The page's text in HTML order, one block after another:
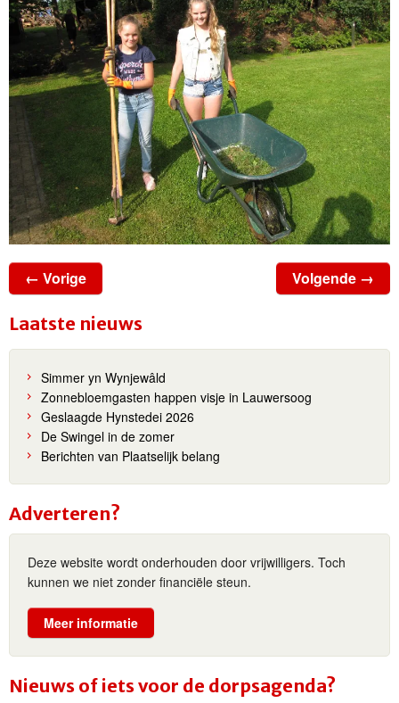
← Vorige Volgende →
Laatste nieuws
Simmer yn Wynjewâld
Zonnebloemgasten happen visje in Lauwersoog
Geslaagde Hynstedei 2026
De Swingel in de zomer
Berichten van Plaatselijk belang
Adverteren?
Deze website wordt onderhouden door vrijwilligers. Toch
kunnen we niet zonder financiële steun.
Meer informatie
Nieuws of iets voor de dorpsagenda?